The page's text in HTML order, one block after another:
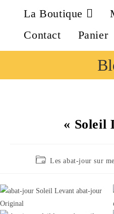
La Boutique
Contact
Panier
« Soleil
Les abat-jour sur